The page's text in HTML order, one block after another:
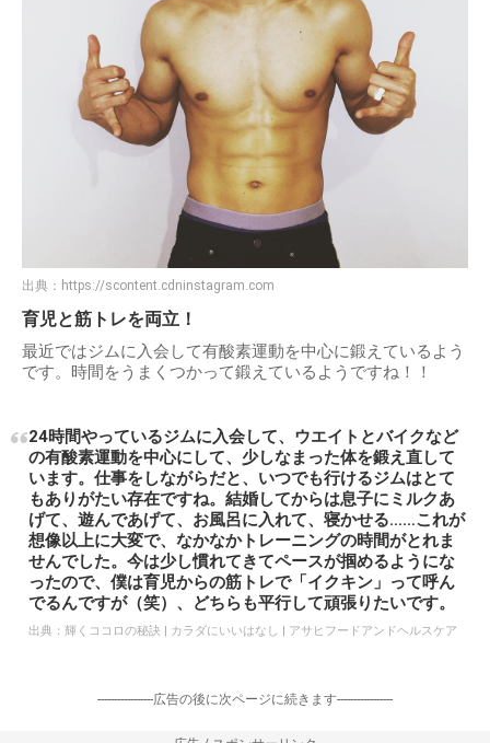
出典： https://scontent.cdninstagram.com
育児と筋トレを両立！
最近ではジムに入会して有酸素運動を中心に鍛えているよう
です。時間をうまくつかって鍛えているようですね！！
24時間やっているジムに入会して、ウエイトとバイクなど
の有酸素運動を中心にして、少しなまった体を鍛え直して
います。仕事をしながらだと、いつでも行けるジムはとて
もありがたい存在ですね。結婚してからは息子にミルクあ
げて、遊んであげて、お風呂に入れて、寝かせる……これが
想像以上に大変で、なかなかトレーニングの時間がとれま
せんでした。今は少し慣れてきてペースが掴めるようにな
ったので、僕は育児からの筋トレで「イクキン」って呼ん
でるんですが（笑）、どちらも平行して頑張りたいです。
出典： 輝くココロの秘訣 | カラダにいいはなし | アサヒフードアンドヘルスケア
-----------------広告の後に次ページに続きます-----------------